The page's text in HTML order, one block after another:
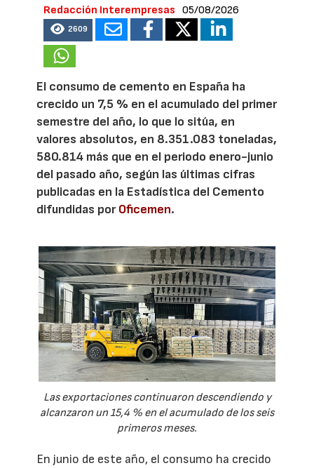
Redacción Interempresas 05/08/2026
2609
El consumo de cemento en España ha
crecido un 7,5 % en el acumulado del primer
semestre del año, lo que lo sitúa, en
valores absolutos, en 8.351.083 toneladas,
580.814 más que en el periodo enero-junio
del pasado año, según las últimas cifras
publicadas en la Estadística del Cemento
difundidas porOficemen.
Las exportaciones continuaron descendiendo y
alcanzaron un 15,4 % en el acumulado de los seis
primeros meses.
En junio de este año, el consumo ha crecido